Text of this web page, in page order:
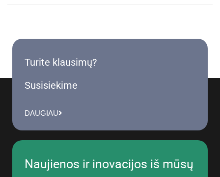
Turite klausimų?
Susisiekime
DAUGIAU
Naujienos ir inovacijos iš mūsų